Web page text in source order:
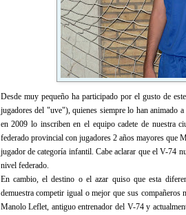
Desde muy pequeño ha participado por el gusto de
jugadores del "uve"), quienes siempre lo han animado
en 2009 lo inscriben en el equipo cadete de nuestra
federado provincial con jugadores 2 años mayores que
jugador de categoría infantil. Cabe aclarar que el V-74
nivel federado.
En cambio, el destino o el azar quiso que esta
demuestra competir igual o mejor que sus compañeros
Manolo Leflet, antiguo entrenador del V-74 y